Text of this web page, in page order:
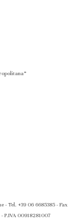
- Tel. +39 06 6685385 - Fax
P.IVA 00918281007